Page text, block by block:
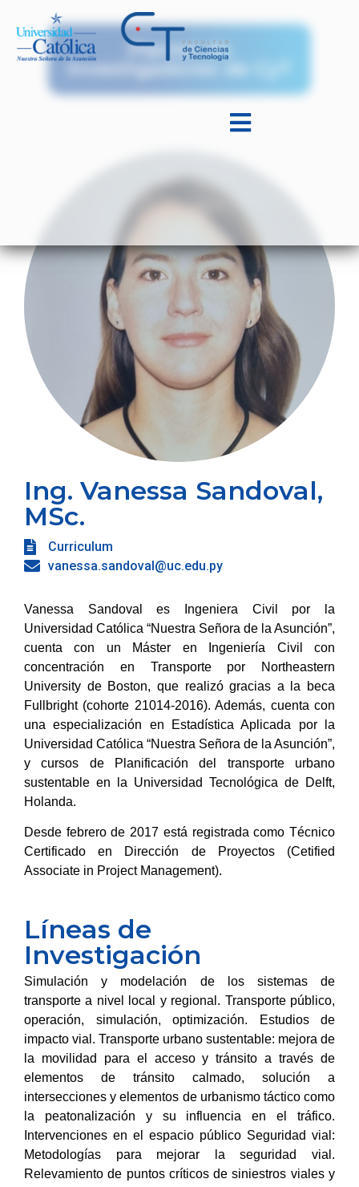
Plantel de
Investigadores de CyT
Ing. Vanessa Sandoval,
MSc.
Curriculum
vanessa.sandoval@uc.edu.py
Vanessa Sandoval es Ingeniera Civil por la
Universidad Católica “Nuestra Señora de la Asunción”,
cuenta con un Máster en Ingeniería Civil con
concentración en Transporte por Northeastern
University de Boston, que realizó gracias a la beca
Fullbright (cohorte 21014-2016). Además, cuenta con
una especialización en Estadística Aplicada por la
Universidad Católica “Nuestra Señora de la Asunción”,
y cursos de Planificación del transporte urbano
sustentable en la Universidad Tecnológica de Delft,
Holanda.
Desde febrero de 2017 está registrada como Técnico
Certificado en Dirección de Proyectos (Cetified
Associate in Project Management).
Líneas de
Investigación
Simulación y modelación de los sistemas de
transporte a nivel local y regional. Transporte público,
operación, simulación, optimización. Estudios de
impacto vial. Transporte urbano sustentable: mejora de
la movilidad para el acceso y tránsito a través de
elementos de tránsito calmado, solución a
intersecciones y elementos de urbanismo táctico como
la peatonalización y su influencia en el tráfico.
Intervenciones en el espacio público Seguridad vial:
Metodologías para mejorar la seguridad vial.
Relevamiento de puntos críticos de siniestros viales y